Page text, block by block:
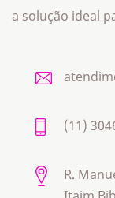
a solução ideal
(11)
R.